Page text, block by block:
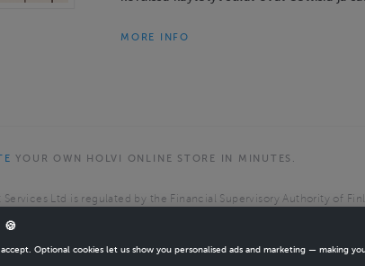
MORE INFO
YOUR OWN HOLVI ONLINE STORE IN MINUTES.
Services Ltd is regulated by the Financial Supervisory Authority of
Optional cookies let us show you personalised ads and marketing — making